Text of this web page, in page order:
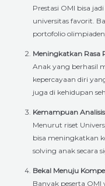
Prestasi OMI bisa
universitas favorit.
portofolio
Meningkatkan Rasa
Anak yang berhasil
kepercayaan diri
juga di kehidupan
Kemampuan
Menurut riset
bisa meningkatkan
solving anak secara
Bekal Menuju
Banyak peserta